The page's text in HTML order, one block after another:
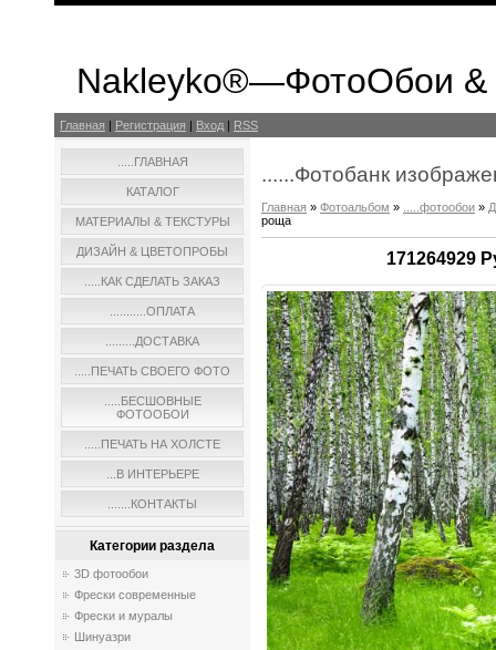
Nakleyko®—ФотоОбои &
Главная | Регистрация | Вход | RSS
.....ГЛАВНАЯ
КАТАЛОГ
МАТЕРИАЛЫ & ТЕКСТУРЫ
ДИЗАЙН & ЦВЕТОПРОБЫ
.....КАК СДЕЛАТЬ ЗАКАЗ
...........ОПЛАТА
.........ДОСТАВКА
.....ПЕЧАТЬ СВОЕГО ФОТО
.....БЕСШОВНЫЕ
ФОТООБОИ
.....ПЕЧАТЬ НА ХОЛСТЕ
...В ИНТЕРЬЕРЕ
.......КОНТАКТЫ
Категории раздела
3D фотообои
Фрески современные
Фрески и муралы
Шинуазри
......Фотобанк
Главная » Фотоальбом » .....фотообои »
роща
171264929